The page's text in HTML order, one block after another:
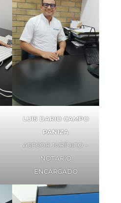
LUIS DARIO CAMPO
PANIZA
ASESOR JURÍDICO –
NOTARIO
ENCARGADO